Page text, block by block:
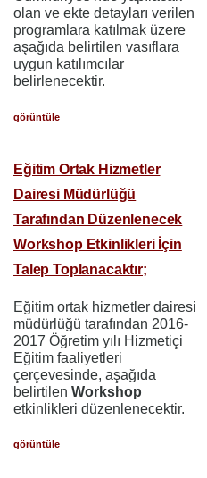
olan ve ekte detayları verilen
programlara katılmak üzere
aşağıda belirtilen vasıflara
uygun katılımcılar
belirlenecektir.
görüntüle
Eğitim Ortak Hizmetler
Dairesi Müdürlüğü
Tarafından Düzenlenecek
Workshop Etkinlikleri İçin
Talep Toplanacaktır;
Eğitim ortak hizmetler dairesi
müdürlüğü tarafından 2016-
2017 Öğretim yılı Hizmetiçi
Eğitim faaliyetleri
çerçevesinde, aşağıda
belirtilen Workshop
etkinlikleri düzenlenecektir.
görüntüle